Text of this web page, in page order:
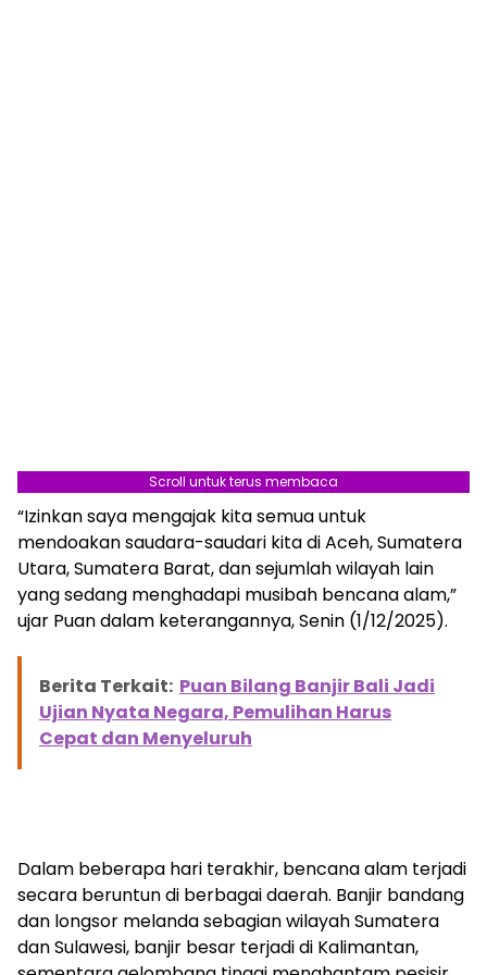
Scroll untuk terus membaca
“Izinkan saya mengajak kita semua untuk
mendoakan saudara-saudari kita di Aceh, Sumatera
Utara, Sumatera Barat, dan sejumlah wilayah lain
yang sedang menghadapi musibah bencana alam,”
ujar Puan dalam keterangannya, Senin (1/12/2025).
Berita Terkait: Puan Bilang Banjir Bali Jadi
Ujian Nyata Negara, Pemulihan Harus
Cepat dan Menyeluruh
Dalam beberapa hari terakhir, bencana alam terjadi
secara beruntun di berbagai daerah. Banjir bandang
dan longsor melanda sebagian wilayah Sumatera
dan Sulawesi, banjir besar terjadi di Kalimantan,